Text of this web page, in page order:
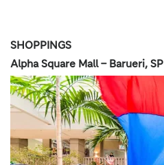
SHOPPINGS
Alpha Square Mall – Barueri, SP